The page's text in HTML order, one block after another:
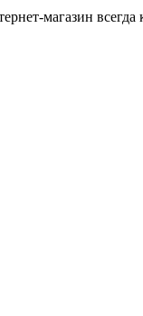
магазин всегда